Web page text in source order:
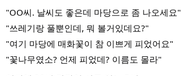
"OO씨. 날씨도 좋은데 마당으로 좀 나오세요"
"쓰레기랑 풀뿐인데, 뭐 볼거있데요?"
"여기 마당에 매화꽃이 참 이쁘게 피었어요"
"꽃나무였소? 언제 피었데? 이름도 몰라"